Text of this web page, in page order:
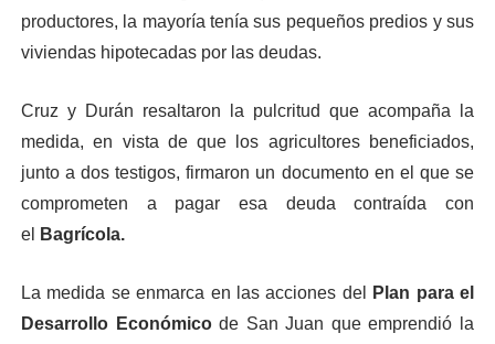
productores, la mayoría tenía sus pequeños predios y sus
viviendas hipotecadas por las deudas.
Cruz y Durán resaltaron la pulcritud que acompaña la
medida, en vista de que los agricultores beneficiados,
junto a dos testigos, firmaron un documento en el que se
comprometen a pagar esa deuda contraída con
el
Bagrícola.
La medida se enmarca en las acciones del
Plan para el
Desarrollo Económicode San Juan que emprendió la